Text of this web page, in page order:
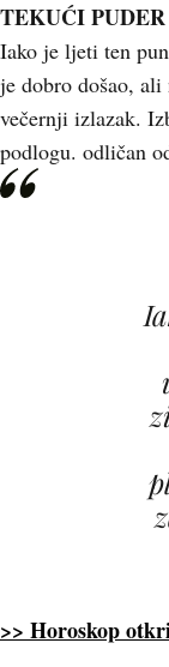
TEKUĆI PUDER
Iako je ljeti ten
je dobro došao,
večernji izlazak.
podlogu. odličan
>> Horoskop